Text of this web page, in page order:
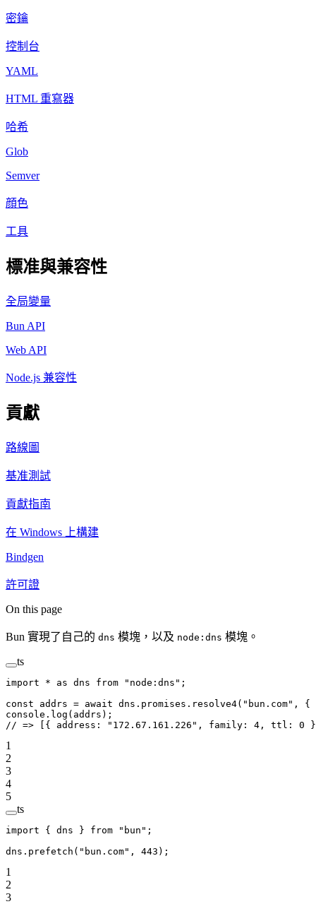
密鑰
控制台
YAML
HTML 重寫器
哈希
Glob
Semver
顔色
工具
標准與兼容性
全局變量
Bun API
Web API
Node.js 兼容性
貢獻
路線圖
基准測試
貢獻指南
在 Windows 上構建
Bindgen
許可證
On this page
Bun 實現了自己的 dns 模塊，以及 node:dns 模塊。
ts
import * as dns from "node:dns" ;
const addrs = await dns.promises. resolve4( "bun.com" ,
console. log (addrs);
// => [{ address: "172.67.161.226", family: 4, ttl:
1
2
3
4
5
ts
import { dns } from "bun" ;
dns. prefetch ( "bun.com" , 443 );
1
2
3